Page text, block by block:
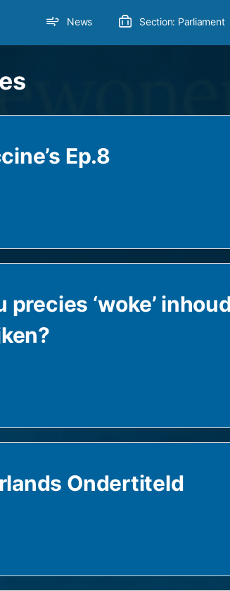
News Section: Parliament
Ep.8
‘woke’
Ondertiteld